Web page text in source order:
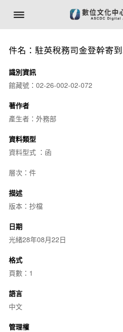
件名：駐英稅務司金登幹寄
識別資訊
館藏號：02-26-002-02-072
著作者
產生者：外務部
資料類型
資料型式 ：函
層次：件
描述
版本：抄檔
日期
光緒28年08月22日
格式
頁數：1
語言
中文
管理權